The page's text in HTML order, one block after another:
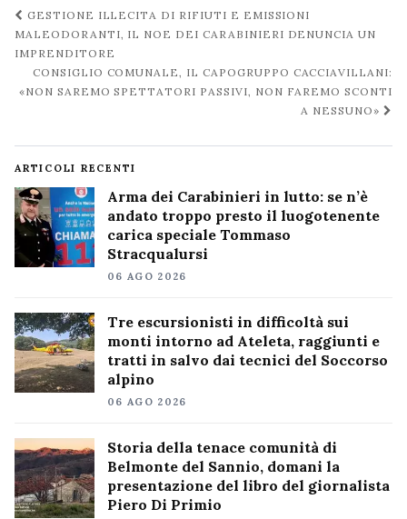
Navigazione
post
GESTIONE ILLECITA DI RIFIUTI E EMISSIONI
MALEODORANTI, IL NOE DEI CARABINIERI DENUNCIA UN
IMPRENDITORE
CONSIGLIO COMUNALE, IL CAPOGRUPPO CACCIAVILLANI:
«NON SAREMO SPETTATORI PASSIVI, NON FAREMO SCONTI
A NESSUNO»
ARTICOLI RECENTI
Arma dei Carabinieri in lutto: se n’è
andato troppo presto il luogotenente
carica speciale Tommaso
Stracqualursi
06 AGO 2026
Tre escursionisti in difficoltà sui
monti intorno ad Ateleta, raggiunti e
tratti in salvo dai tecnici del Soccorso
alpino
06 AGO 2026
Storia della tenace comunità di
Belmonte del Sannio, domani la
presentazione del libro del giornalista
Piero Di Primio